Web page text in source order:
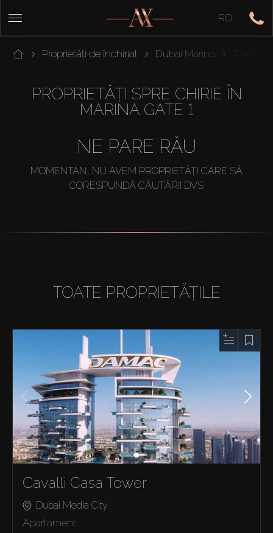
RO
Proprietăți de închiriat Dubai Marina The
PROPRIETĂȚI SPRE CHIRIE ÎN
MARINA GATE 1
NE PARE RĂU
MOMENTAN, NU AVEM PROPRIETĂȚI CARE SĂ
CORESPUNDĂ CĂUTĂRII DVS
TOATE PROPRIETĂȚILE
Cavalli Casa Tower
Dubai Media City
Apartament